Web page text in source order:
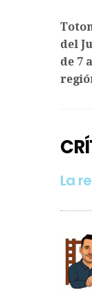
del
de 7
La